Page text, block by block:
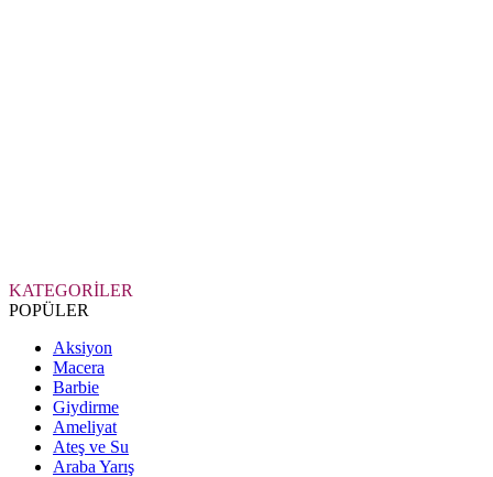
KATEGORİLER
POPÜLER
Aksiyon
Macera
Barbie
Giydirme
Ameliyat
Ateş ve Su
Araba Yarış